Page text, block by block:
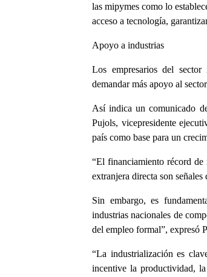
las mipymes como lo
acceso a tecnología,
Apoyo a industrias
Los empresarios del sector
demandar más apoyo al
Así indica un comunicado
Pujols, vicepresidente
país como base para un
“El financiamiento récord
extranjera directa son
Sin embargo, es
industrias nacionales de
del empleo formal”, expresó
“La industrialización es
incentive la productividad,